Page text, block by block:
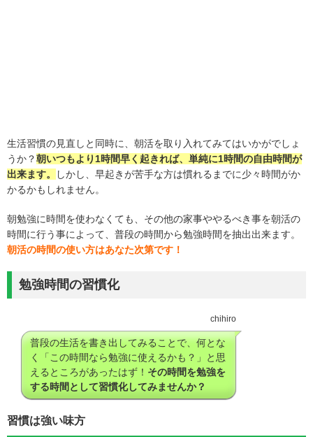
生活習慣の見直しと同時に、朝活を取り入れてみてはいかがでしょ
うか？朝いつもより1時間早く起きれば、単純に1時間の自由時間が
出来ます。
しかし、早起きが苦手な方は慣れるまでに少々時間がか
かるかもしれません。
朝勉強に時間を使わなくても、その他の家事ややるべき事を朝活の
時間に行う事によって、普段の時間から勉強時間を抽出出来ます。
朝活の時間の使い方はあなた次第です！
勉強時間の習慣化
chihiro
普段の生活を書き出してみることで、何とな
く「この時間なら勉強に使えるかも？」と思
えるところがあったはず！ その時間を勉強を
する時間として習慣化してみませんか？
習慣は強い味方